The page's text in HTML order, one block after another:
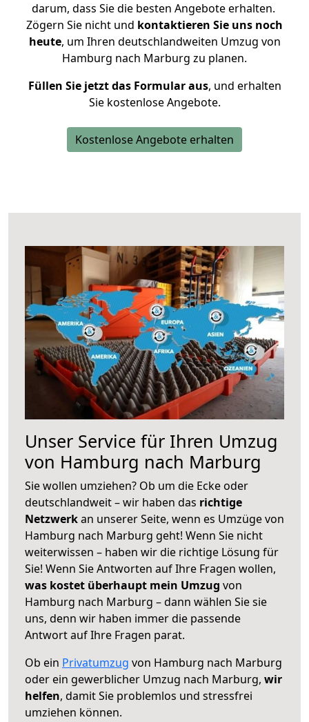
darum, dass Sie die besten Angebote erhalten.
Zögern Sie nicht und kontaktieren Sie uns noch
heute, um Ihren deutschlandweiten Umzug von
Hamburg nach Marburg zu planen.
Füllen Sie jetzt das Formular aus, und erhalten
Sie kostenlose Angebote.
Kostenlose Angebote erhalten
Unser Service für Ihren Umzug
von Hamburg nach Marburg
Sie wollen umziehen? Ob um die Ecke oder
deutschlandweit – wir haben das richtige
Netzwerkan unserer Seite, wenn es Umzüge von
Hamburg nach Marburg geht! Wenn Sie nicht
weiterwissen – haben wir die richtige Lösung für
Sie! Wenn Sie Antworten auf Ihre Fragen wollen,
was kostet überhaupt mein Umzug von
Hamburg nach Marburg – dann wählen Sie sie
uns, denn wir haben immer die passende
Antwort auf Ihre Fragen parat.
Ob ein Privatumzug von Hamburg nach Marburg
oder ein gewerblicher Umzug nach Marburg, wir
helfen, damit Sie problemlos und stressfrei
umziehen können.